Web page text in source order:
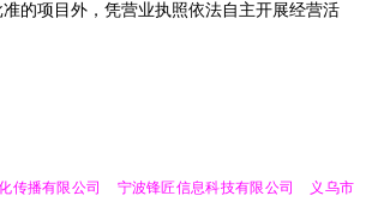
的项目外，凭营业执照依法自主开展经营活
传播有限公司 宁波锋匠信息科技有限公司
义乌市